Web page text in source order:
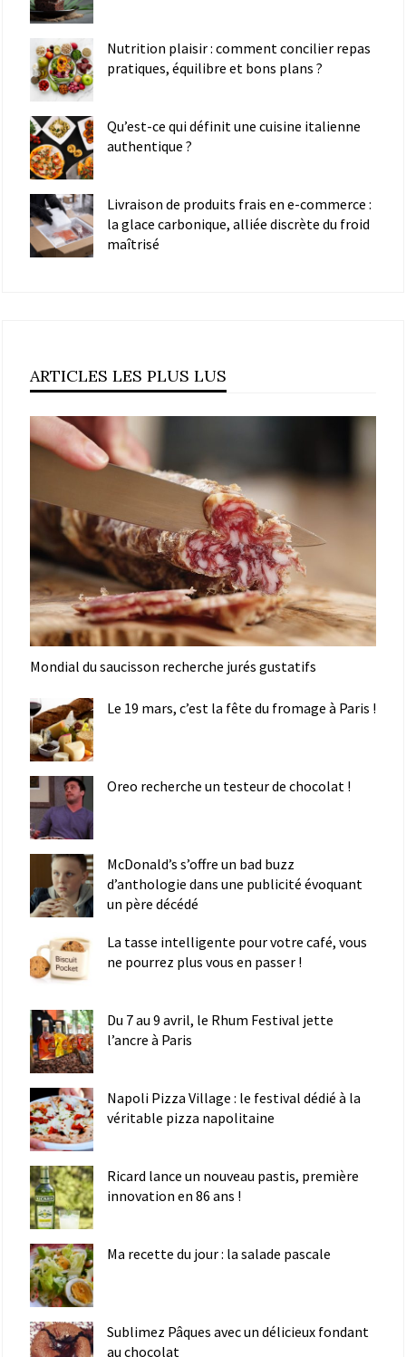
Nutrition plaisir : comment concilier repas
pratiques, équilibre et bons plans ?
Qu’est-ce qui définit une cuisine italienne
authentique ?
Livraison de produits frais en e-commerce :
la glace carbonique, alliée discrète du froid
maîtrisé
ARTICLES LES PLUS LUS
Mondial du saucisson recherche jurés gustatifs
Le 19 mars, c’est la fête du fromage à Paris !
Oreo recherche un testeur de chocolat !
McDonald’s s’offre un bad buzz
d’anthologie dans une publicité évoquant
un père décédé
La tasse intelligente pour votre café, vous
ne pourrez plus vous en passer !
Du 7 au 9 avril, le Rhum Festival jette
l’ancre à Paris
Napoli Pizza Village : le festival dédié à la
véritable pizza napolitaine
Ricard lance un nouveau pastis, première
innovation en 86 ans !
Ma recette du jour : la salade pascale
Sublimez Pâques avec un délicieux fondant
au chocolat